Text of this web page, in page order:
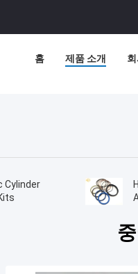
홈 제품 소개
Cylinder